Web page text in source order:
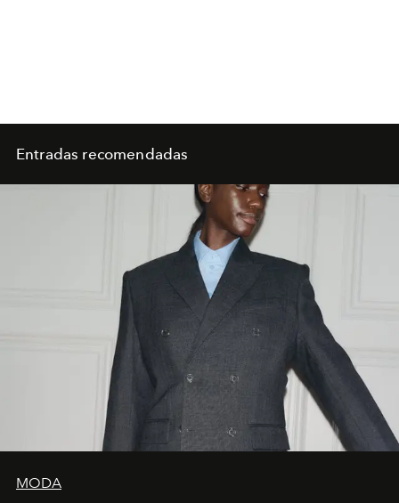
Entradas recomendadas
MODA